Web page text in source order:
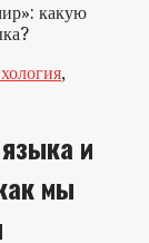
какую
,
и
мы